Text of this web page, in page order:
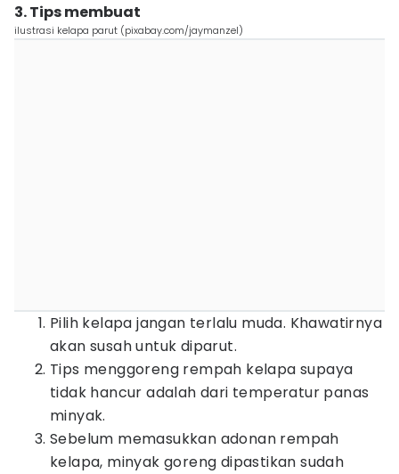
3. Tips membuat
ilustrasi kelapa parut (pixabay.com/jaymanzel)
Pilih kelapa jangan terlalu muda. Khawatirnya
akan susah untuk diparut.
Tips menggoreng rempah kelapa supaya
tidak hancur adalah dari temperatur panas
minyak.
Sebelum memasukkan adonan rempah
kelapa, minyak goreng dipastikan sudah